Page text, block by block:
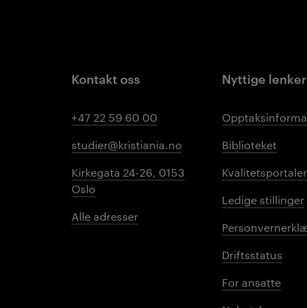
Kontakt oss
+47 22 59 60 00
studier@kristiania.no
Kirkegata 24-26, 0153
Oslo
Alle adresser
Nyttige lenker
Biblioteket
Ledige stillinger
Driftsstatus
For ansatte